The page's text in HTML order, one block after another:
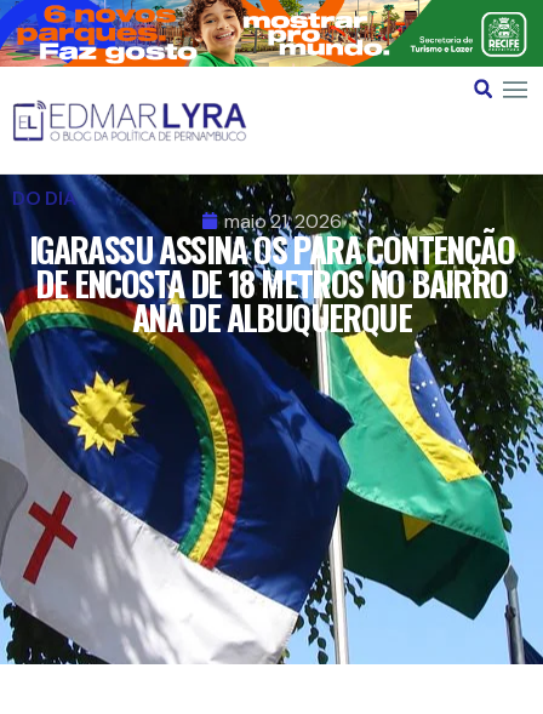
DO DIA
maio 21, 2026
IGARASSU ASSINA OS PARA CONTENÇÃO
DE ENCOSTA DE 18 METROS NO BAIRRO
ANA DE ALBUQUERQUE